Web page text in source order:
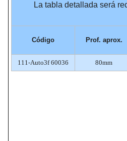
La tabla detallada será
Código Prof. aprox.
111-Auto3f 60036 80mm